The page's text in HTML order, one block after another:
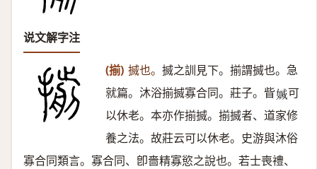
说文解字注
(揃) 搣也。 搣之訓見下。揃謂搣也。急
就篇。沐浴揃搣寡合同。莊子。眥𡟬 可
以休老。本亦作揃搣。揃搣者、道家修
養之法。故莊云可以休老。史游與沐俗
寡合同類言。寡合同、卽嗇精寡慾之說也。若士喪禮、